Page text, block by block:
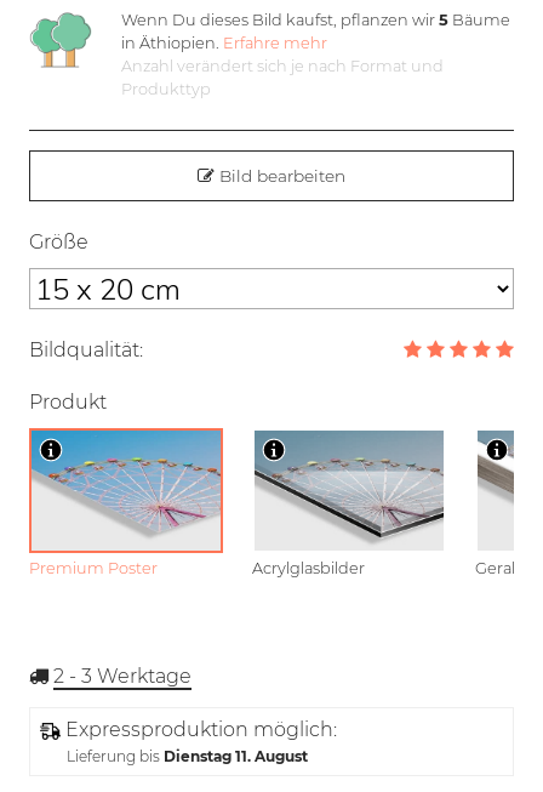
Wenn Du dieses Bild kaufst, pflanzen wir5 Bäume
in Äthiopien. Erfahre mehr
Anzahl verändert sich je nach Format und
Produkttyp
Bild bearbeiten
Größe
Bildqualität:
Produkt
Premium Poster Acrylglasbilder
2 - 3 Werktage
Expressproduktion möglich:
Lieferung bis Dienstag 11. August